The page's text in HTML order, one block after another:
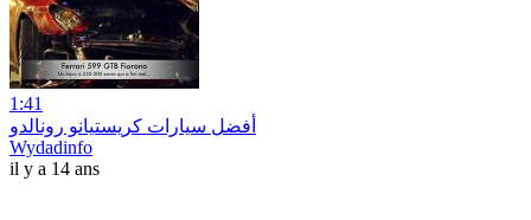
1:41
أفضل سيارات كريستيانو رونالدو
Wydadinfo
il y a 14 ans